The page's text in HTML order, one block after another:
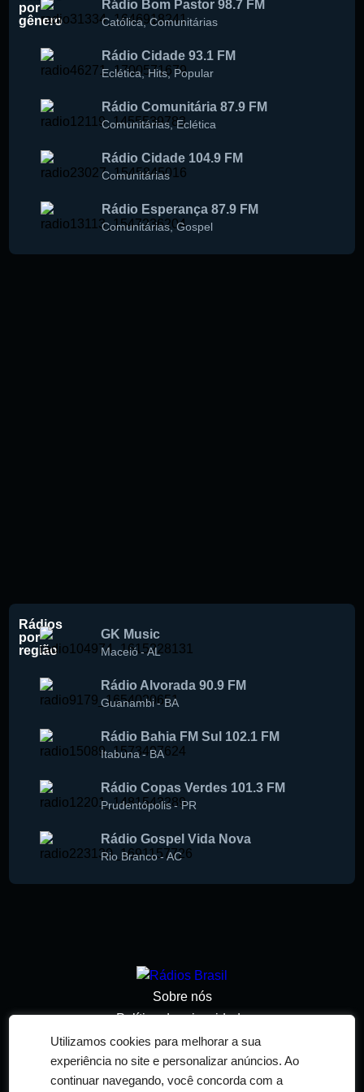
Utilizamos cookies para melhorar a sua
experiência no site e personalizar anúncios. Ao
continuar navegando, você concorda com a
por
gênero
Rádio Bom Pastor 98.7 FM
Católica,Comunitárias
Rádio Cidade 93.1 FM
Eclética,Hits, Popular
Rádio Comunitária 87.9 FM
Comunitárias,Eclética
Rádio Cidade 104.9 FM
Comunitárias
Rádio Esperança 87.9 FM
Comunitárias,Gospel
Rádios
por
região
GK Music
Maceió-AL
Rádio Alvorada 90.9 FM
Guanambi-BA
Rádio Bahia FM Sul 102.1 FM
Itabuna-BA
Rádio Copas Verdes 101.3 FM
Prudentópolis -PR
Rádio Gospel Vida Nova
Rio Branco-AC
Sobre nós
Política de privacidade
Termos de serviço
Adicionar rádio
Contato